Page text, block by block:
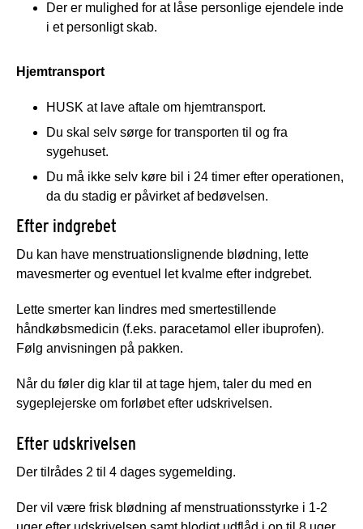
Der er mulighed for at låse personlige ejendele inde
i et personligt skab.
Hjemtransport
HUSK at lave aftale om hjemtransport.
Du skal selv sørge for transporten til og fra
sygehuset.
Du må ikke selv køre bil i 24 timer efter operationen,
da du stadig er påvirket af bedøvelsen.
Efter indgrebet
Du kan have menstruationslignende blødning, lette
mavesmerter og eventuel let kvalme efter indgrebet.
Lette smerter kan lindres med smertestillende
håndkøbsmedicin (f.eks. paracetamol eller ibuprofen).
Følg anvisningen på pakken.
Når du føler dig klar til at tage hjem, taler du med en
sygeplejerske om forløbet efter udskrivelsen.
Efter udskrivelsen
Der tilrådes 2 til 4 dages sygemelding.
Der vil være frisk blødning af menstruationsstyrke i 1-2